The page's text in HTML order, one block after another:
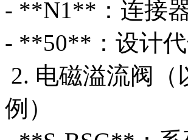
- **N1**：连接
- **50**：设计
2. 电磁溢流阀（
例）